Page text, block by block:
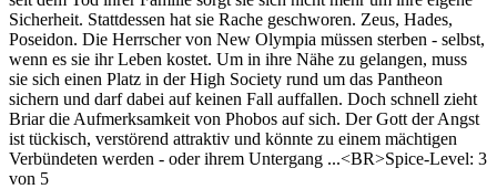
Sicherheit. Stattdessen hat sie Rache geschworen. Zeus, Hades,
Poseidon. Die Herrscher von New Olympia müssen sterben - selbst,
wenn es sie ihr Leben kostet. Um in ihre Nähe zu gelangen, muss
sie sich einen Platz in der High Society rund um das Pantheon
sichern und darf dabei auf keinen Fall auffallen. Doch schnell zieht
Briar die Aufmerksamkeit von Phobos auf sich. Der Gott der Angst
ist tückisch, verstörend attraktiv und könnte zu einem mächtigen
Verbündeten werden - oder ihrem Untergang ...<BR>Spice-Level: 3
von 5